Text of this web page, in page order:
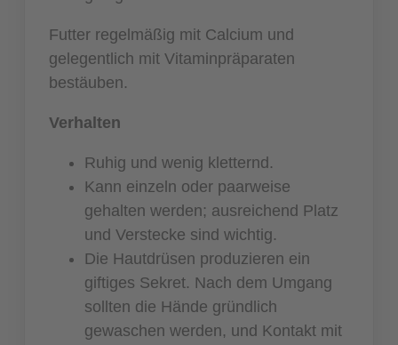
Futter regelmäßig mit Calcium und
gelegentlich mit Vitaminpräparaten
bestäuben.
Verhalten
Ruhig und wenig kletternd.
Kann einzeln oder paarweise
gehalten werden; ausreichend Platz
und Verstecke sind wichtig.
Die Hautdrüsen produzieren ein
giftiges Sekret. Nach dem Umgang
sollten die Hände gründlich
gewaschen werden, und Kontakt mit